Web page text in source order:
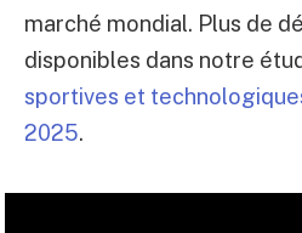
marché mondial. Plus de
disponibles dans notre
sportives et
2025.